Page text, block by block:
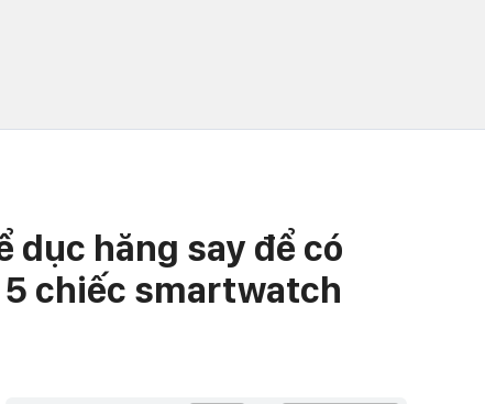
dục hăng say để có
chiếc smartwatch